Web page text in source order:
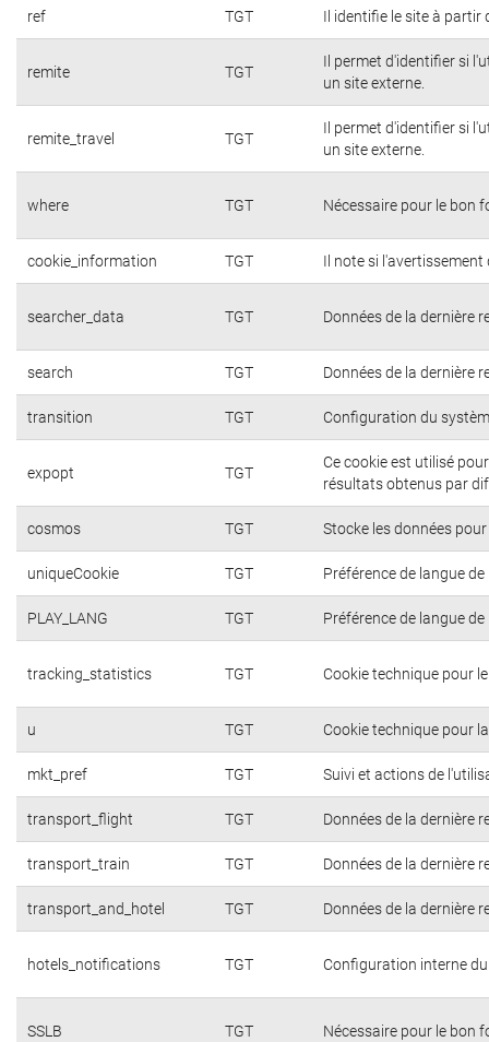
ref TGT Il identifie le site à partir
remite TGT
Il permet d'identifier si
un site externe.
remite_travel TGT
Il permet d'identifier si
un site externe.
where TGT Nécessaire pour le bon
cookie_information TGT Il note si l'avertissement
searcher_data TGT Données de la dernière
search TGT Données de la dernière
transition TGT Configuration du
expopt TGT
Ce cookie est utilisé
résultats obtenus par
cosmos TGT Stocke les données
uniqueCookie TGT Préférence de langue
PLAY_LANG TGT Préférence de langue
tracking_statistics TGT Cookie technique pour
u TGT Cookie technique pour
mkt_pref TGT Suivi et actions de
transport_flight TGT Données de la dernière
transport_train TGT Données de la dernière
transport_and_hotel TGT Données de la dernière
hotels_notifications TGT Configuration interne
SSLB TGT Nécessaire pour le bon